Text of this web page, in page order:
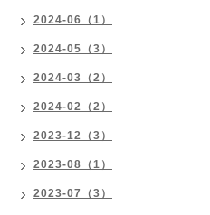
2024-06（1）
2024-05（3）
2024-03（2）
2024-02（2）
2023-12（3）
2023-08（1）
2023-07（3）